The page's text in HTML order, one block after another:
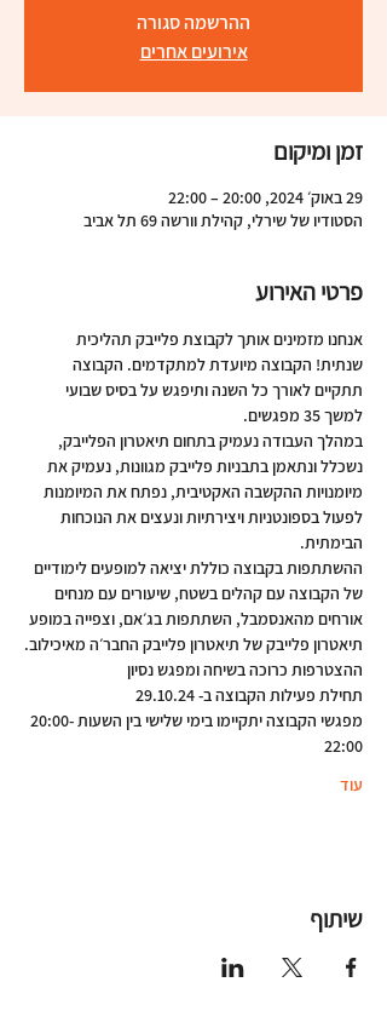
ההרשמה סגורה
אירועים אחרים
זמן ומיקום
29 באוק׳ 2024, 20:00 – 22:00
הסטודיו של שירלי, קהילת וורשה 69 תל אביב
פרטי האירוע
אנחנו מזמינים אותך לקבוצת פלייבק תהליכית
שנתית! הקבוצה מיועדת למתקדמים. הקבוצה
תתקיים לאורך כל השנה ותיפגש על בסיס שבועי
למשך 35 מפגשים.
במהלך העבודה נעמיק בתחום תיאטרון הפלייבק,
נשכלל ונתאמן בתבניות פלייבק מגוונות, נעמיק את
מיומנויות ההקשבה האקטיבית, נפתח את המיומנות
לפעול בספונטניות ויצירתיות ונעצים את הנוכחות
הבימתית.
ההשתתפות בקבוצה כוללת יציאה למופעים לימודיים
של הקבוצה עם קהלים בשטח, שיעורים עם מנחים
אורחים מהאנסמבל, השתתפות בג׳אם, וצפייה במופע
תיאטרון פלייבק של תיאטרון פלייבק החבר׳ה מאיכילוב.
ההצטרפות כרוכה בשיחה ומפגש נסיון
תחילת פעילות הקבוצה ב- 29.10.24
מפגשי הקבוצה יתקיימו בימי שלישי בין השעות 20:00-
22:00
עוד
שיתוף